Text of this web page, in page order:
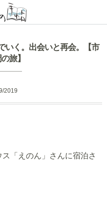
いく。出会いと再会。【市
旅】
2019
「えのん」さんに宿泊さ